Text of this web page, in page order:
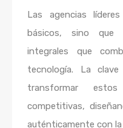
Las agencias
básicos, sino que
integrales que
tecnología. La
transformar
competitivas,
auténticamente con la